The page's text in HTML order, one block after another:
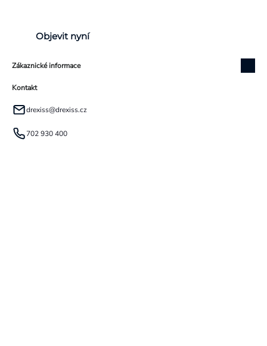
Objevit nyní
Zákaznické informace
Kontakt
drexiss@drexiss.cz
702 930 400